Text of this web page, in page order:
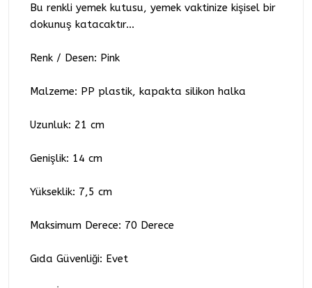
Bu renkli yemek kutusu, yemek vaktinize kişisel bir
dokunuş katacaktır...
Renk / Desen: Pink
Malzeme: PP plastik, kapakta silikon halka
Uzunluk: 21 cm
Genişlik: 14 cm
Yükseklik: 7,5 cm
Maksimum Derece: 70 Derece
Gıda Güvenliği: Evet